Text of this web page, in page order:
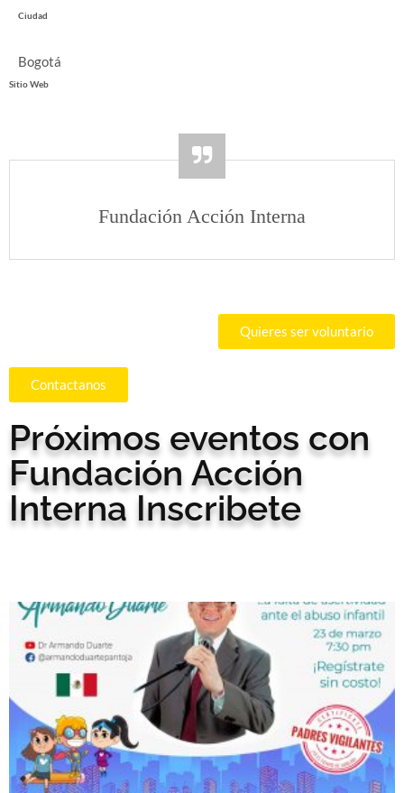
Ciudad
Bogotá
Sitio Web
Fundación Acción Interna
Quieres ser voluntario
Contactanos
Próximos eventos con
Fundación Acción
Interna Inscribete